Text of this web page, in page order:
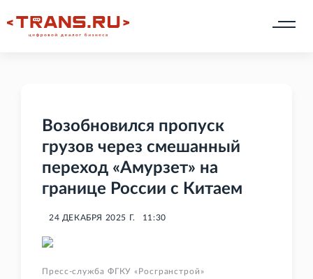
Возобновился пропуск
грузов через смешанный
переход «Амурзет» на
границе России с Китаем
24 ДЕКАБРЯ 2025 Г. 11:30
Пресс-служба ФГКУ «Росгранстрой»